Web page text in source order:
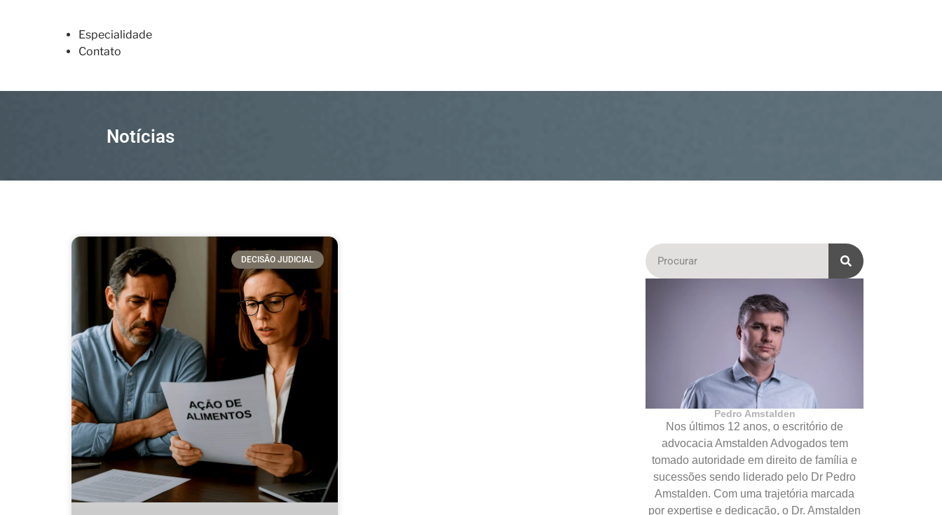
Especialidade
Contato
Notícias
DECISÃO JUDICIAL
Pedro Amstalden
Nos últimos 12 anos, o escritório de
advocacia Amstalden Advogados tem
tomado autoridade em direito de família e
sucessões sendo liderado pelo Dr Pedro
Amstalden. Com uma trajetória marcada
por expertise e dedicação, o Dr. Amstalden